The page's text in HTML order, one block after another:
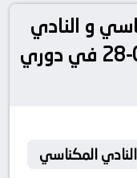
و النادي
المكناسي بتاريخ 2025-09-28 في دوري
المكناسي